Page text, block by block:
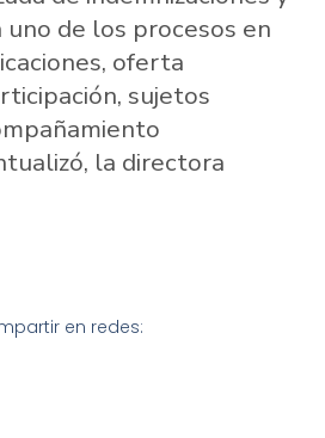
uno de los procesos en
oferta
sujetos
la directora
en redes: